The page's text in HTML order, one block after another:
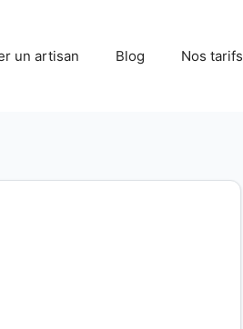
un artisan Blog Nos tarifs